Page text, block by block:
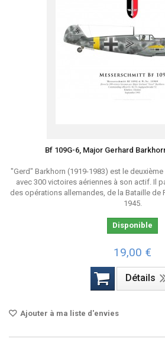
Bf 109G-6, Major Gerhard
"Gerd" Barkhorn (1919-1983) est le
avec 300 victoires aériennes à son actif. Il
des opérations allemandes, de la Bataille de
1945.
Disponible
19,00 €
Détails
Ajouter à ma liste d'envies